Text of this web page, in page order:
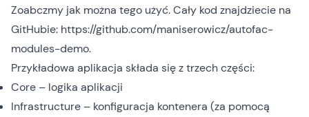
Zoabczmy jak można tego użyć. Cały kod znajdziecie na
GitHubie: https://github.com/maniserowicz/autofac-
modules-demo.
Przykładowa aplikacja składa się z trzech części:
Core – logika aplikacji
Infrastructure – konfiguracja kontenera (za pomocą